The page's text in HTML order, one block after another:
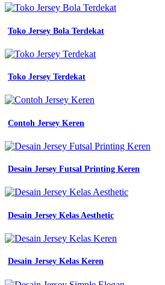
Toko Jersey Bola Terdekat
Toko Jersey Terdekat
Contoh Jersey Keren
Desain Jersey Futsal Printing Keren
Desain Jersey Kelas Aesthetic
Desain Jersey Kelas Keren